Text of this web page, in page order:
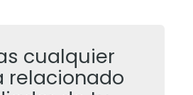
cualquier
relacionado